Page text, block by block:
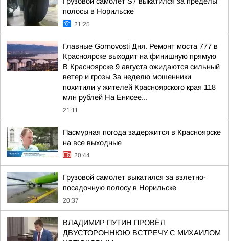
полосы в Норильске
21:25
Главные Gornovosti Дня. Ремонт моста 777 в
Красноярске выходит на финишную прямую
В Красноярске 9 августа ожидаются сильный
ветер и грозы За неделю мошенники
похитили у жителей Красноярского края 118
млн рублей На Енисее...
21:11
Пасмурная погода задержится в Красноярске
на все выходные
20:44
Грузовой самолет выкатился за взлетно-
посадочную полосу в Норильске
20:37
ВЛАДИМИР ПУТИН ПРОВЁЛ
ДВУСТОРОННЮЮ ВСТРЕЧУ С МИХАИЛОМ